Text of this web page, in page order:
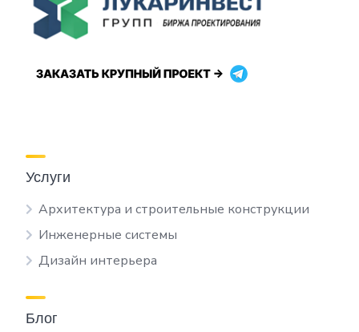
Услуги
Архитектура и строительные конструкции
Инженерные системы
Дизайн интерьера
Блог